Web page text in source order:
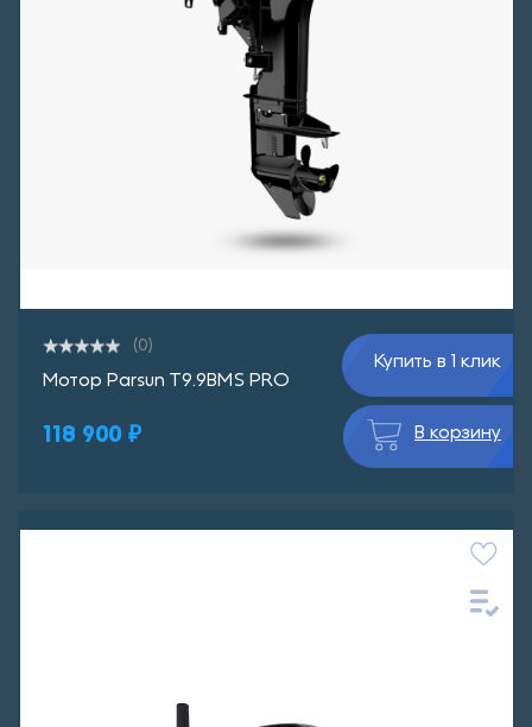
(0)
Мотор Parsun T9.9BMS PRO
118 900 ₽
Купить в 1 клик
В корзину